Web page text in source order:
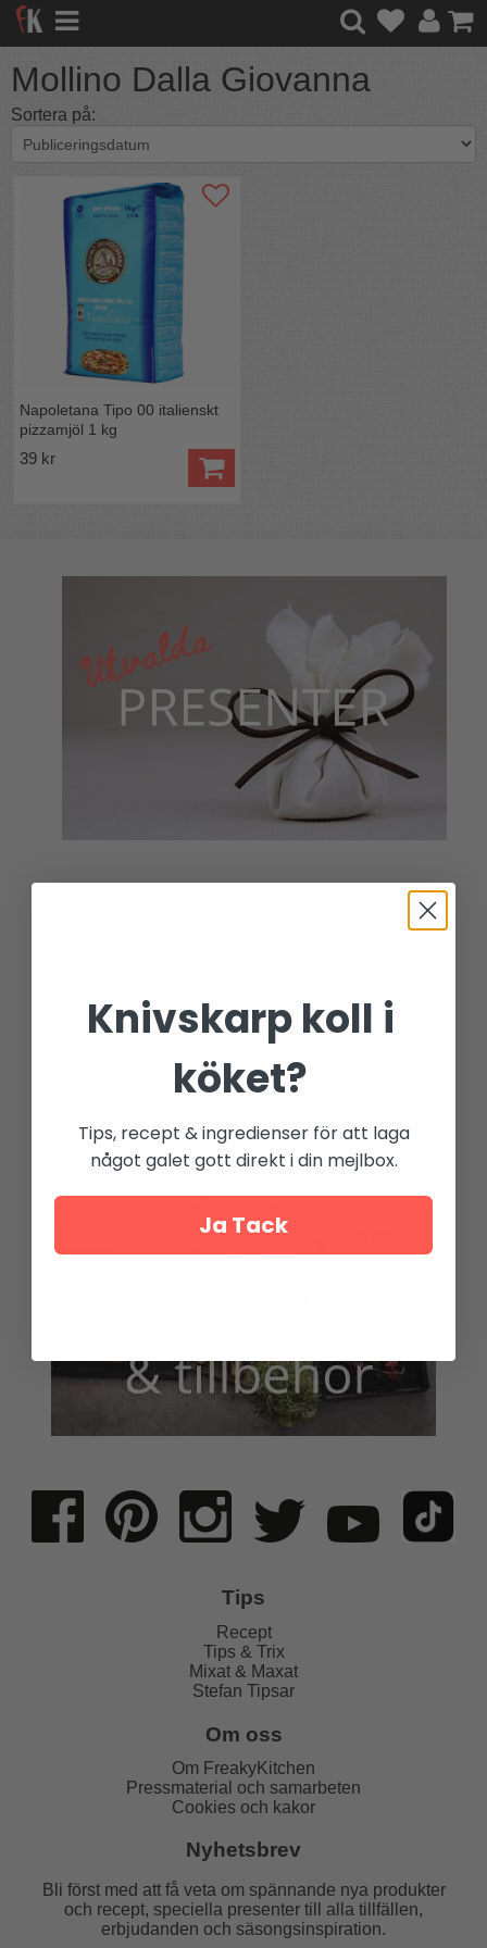
Mollino Dalla Giovanna
Sortera på:
Napoletana Tipo 00 italienskt
pizzamjöl 1 kg
39 kr
Tips
Recept
Tips & Trix
Mixat & Maxat
Stefan Tipsar
Om oss
Om FreakyKitchen
Pressmaterial och samarbeten
Cookies och kakor
Nyhetsbrev
Bli först med att få veta om spännande nya produkter
och recept, speciella presenter till alla tillfällen,
erbjudanden och säsongsinspiration.
Knivskarp koll i
köket?
Tips, recept & ingredienser för att laga
något galet gott direkt i din mejlbox.
Ja Tack